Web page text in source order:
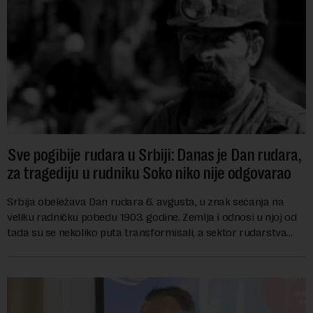
Sve pogibije rudara u Srbiji: Danas je Dan rudara,
za tragediju u rudniku Soko niko nije odgovarao
Srbija obeležava Dan rudara 6. avgusta, u znak sećanja na
veliku radničku pobedu 1903. godine. Zemlja i odnosi u njoj od
tada su se nekoliko puta transformisali, a sektor rudarstva